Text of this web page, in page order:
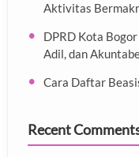
Aktivitas
DPRD Kota
Adil, dan
Cara Daftar
Recent